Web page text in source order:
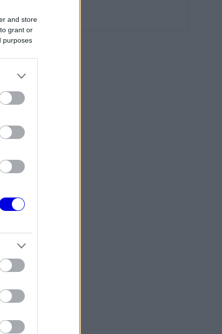
and store
grant or
purposes